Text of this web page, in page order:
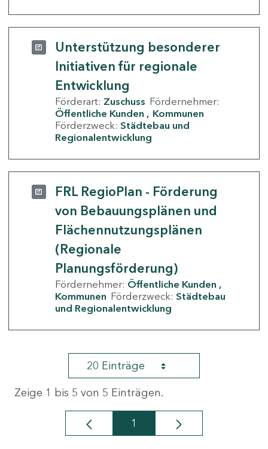
Unterstützung besonderer
Initiativen für regionale
Entwicklung
Förderart: Zuschuss Fördernehmer:
Öffentliche Kunden
Kommunen
Förderzweck: Städtebau und
Regionalentwicklung
FRL RegioPlan - Förderung
von Bebauungsplänen und
Flächennutzungsplänen
(Regionale
Planungsförderung)
Fördernehmer: Öffentliche Kunden
Kommunen Förderzweck: Städtebau
und Regionalentwicklung
20 Einträge
Zeige 1 bis 5 von 5 Einträgen.
Seite
1